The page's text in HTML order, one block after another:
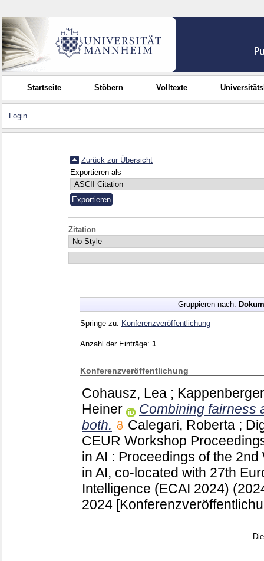
Startseite Stöbern Volltexte
Login
Zurück zur Übersicht
Exportieren als
Zitation
Gruppieren nach:
Springe zu: Konferenzveröffentlichung
Anzahl der Einträge: 1
Konferenzveröffentlichung
Cohausz, Lea ;
Heiner
Combining fairness
both.
Calegari, Roberta ;
CEUR Workshop
in AI : Proceedings of the
in AI, co-located with 27th
Intelligence (ECAI 2024)
2024